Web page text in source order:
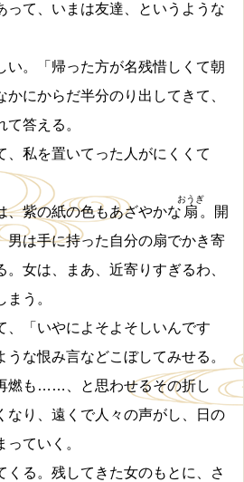
って、いまは友達、というような
。「帰った方が名残惜しくて朝
にからだ半分のり出してきて、
答える。
私を置いてった人がにくくて
紫の紙の色もあざやかな 扇
おうぎ
。開
男は手に持った自分の扇でかき寄
女は、まあ、近寄りすぎるわ、
う。
「いやによそよそしいんです
な恨み言などこぼしてみせる。
燃も……、と思わせるその折し
なり、遠くで人々の声がし、日の
ていく。
る。残してきた女のもとに、さ